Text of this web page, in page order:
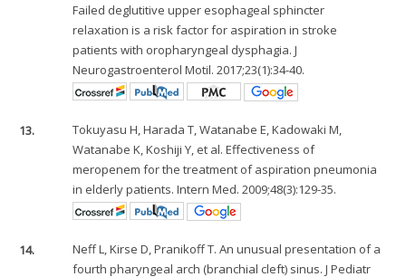
Failed deglutitive upper esophageal sphincter
relaxation is a risk factor for aspiration in stroke
patients with oropharyngeal dysphagia. J
Neurogastroenterol Motil. 2017;23(1):34-40.
13.
Tokuyasu H, Harada T, Watanabe E, Kadowaki M,
Watanabe K, Koshiji Y, et al. Effectiveness of
meropenem for the treatment of aspiration pneumonia
in elderly patients. Intern Med. 2009;48(3):129-35.
14.
Neff L, Kirse D, Pranikoff T. An unusual presentation of a
fourth pharyngeal arch (branchial cleft) sinus. J Pediatr